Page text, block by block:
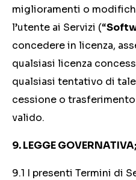
miglioramenti o
l’utente ai Servizi (“
concedere in licenza,
qualsiasi licenza
qualsiasi tentativo di
cessione o
valido.
9. LEGGE
9.1 I presenti Termini di